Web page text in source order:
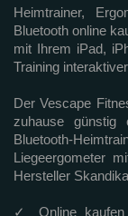
Heimtrainer,
Bluetooth online
mit Ihrem iPad,
Training
Der Vescape
zuhause
Bluetooth-
Liegeergometer
Hersteller
✓ Online